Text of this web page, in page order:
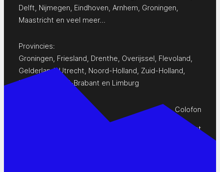
Delft Nijmegen Eindhoven Arnhem Groningen
Maastricht en veel meer…
Provincies:
Groningen Friesland Drenthe Overijssel Flevoland
Gelderland,Utrecht Noord-Holland Zuid-Holland
Zeeland
Noord-Brabant en Limburg
Colofon
Privacy Statement